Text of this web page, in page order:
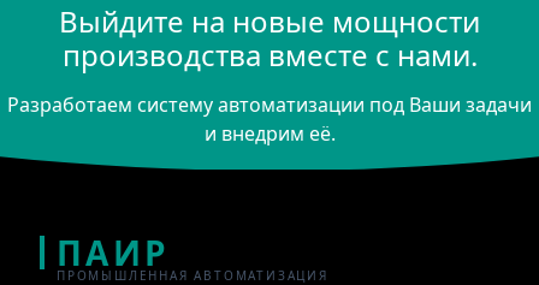
Выйдите на новые мощности
производства вместе с нами.
Разработаем систему автоматизации под Ваши задачи
и внедрим её.
ПАИР
ПРОМЫШЛЕННАЯ АВТОМАТИЗАЦИЯ